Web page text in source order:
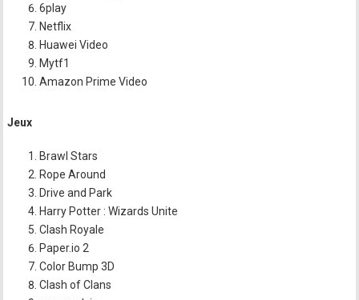
6play
Netflix
Huawei Video
Mytf1
Amazon Prime Video
Jeux
Brawl Stars
Rope Around
Drive and Park
Harry Potter : Wizards Unite
Clash Royale
Paper.io 2
Color Bump 3D
Clash of Clans